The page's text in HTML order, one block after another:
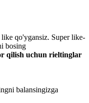
qo'ygansiz. Super like-
bosing
qilish uchun rieltinglar
balansingizga